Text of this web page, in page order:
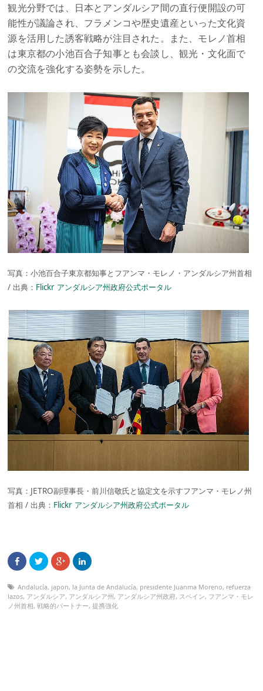
観光分野では、日本とアンダルシア間の直行便開設の可
能性が議論され、フラメンコや歴史遺産といった文化資
源を活用した誘客戦略が注目された。また、モレノ首相
は東京都の小池百合子知事とも会談し、観光・文化面で
の交流を強化する姿勢を示した。
写真：小池百合子東京都知事とフアンマ・モレノ・アンダルシア州首相
/ 出典： Flickr アンダルシア州政府公式ポータル
写真：JETRO副理事長・前川信敬氏と協定文を示すフアンマ・モレノ州
首相 / 出典： Flickr アンダルシア州政府公式ポータル
Andalucía, japon, la Junta de Andalucía, presidente Juanma Moreno, refuerza
lazos, アンダルシア, アンダルシア州, アンダルシア州政府, スペイン, フアンマ・モレ
ノ州首相,戦略的パートナー,提携強化